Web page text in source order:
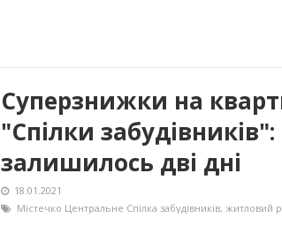
Суперзнижки на
"Спілки забудівників":
залишилось дві дні
18.01.2021
Містечко Центральне Спілка забудівників, житловий